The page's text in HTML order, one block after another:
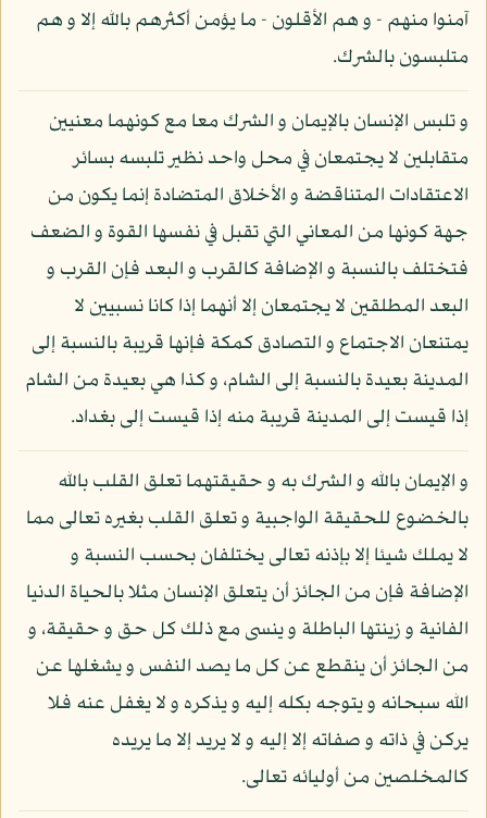
آمنوا منهم - و هم الأقلون - ما يؤمن أكثرهم بالله إلا و هم
متلبسون بالشرك.
و تلبس الإنسان بالإيمان و الشرك معا مع كونهما معنيين
متقابلين لا يجتمعان في محل واحد نظير تلبسه بسائر
الاعتقادات المتناقضة و الأخلاق المتضادة إنما يكون من
جهة كونها من المعاني التي تقبل في نفسها القوة و الضعف
فتختلف بالنسبة و الإضافة كالقرب و البعد فإن القرب و
البعد المطلقين لا يجتمعان إلا أنهما إذا كانا نسبيين لا
يمتنعان الاجتماع و التصادق كمكة فإنها قريبة بالنسبة إلى
المدينة بعيدة بالنسبة إلى الشام، و كذا هي بعيدة من الشام
إذا قيست إلى المدينة قريبة منه إذا قيست إلى بغداد.
و الإيمان بالله و الشرك به و حقيقتهما تعلق القلب بالله
بالخضوع للحقيقة الواجبية و تعلق القلب بغيره تعالى مما
لا يملك شيئا إلا بإذنه تعالى يختلفان بحسب النسبة و
الإضافة فإن من الجائز أن يتعلق الإنسان مثلا بالحياة الدنيا
الفانية و زينتها الباطلة و ينسى مع ذلك كل حق و حقيقة، و
من الجائز أن ينقطع عن كل ما يصد النفس و يشغلها عن
الله سبحانه و يتوجه بكله إليه و يذكره و لا يغفل عنه فلا
يركن في ذاته و صفاته إلا إليه و لا يريد إلا ما يريده
كالمخلصين من أوليائه تعالى.